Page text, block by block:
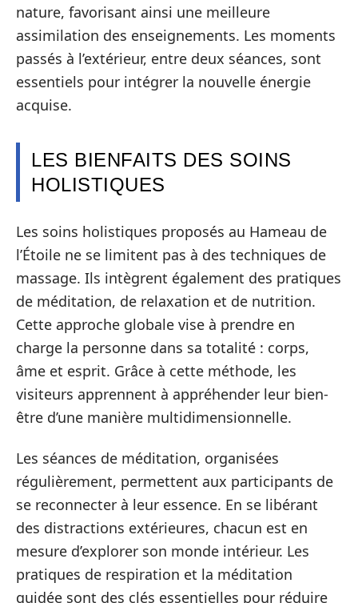
nature, favorisant ainsi une meilleure
assimilation des enseignements. Les moments
passés à l’extérieur, entre deux séances, sont
essentiels pour intégrer la nouvelle énergie
acquise.
LES BIENFAITS DES SOINS
HOLISTIQUES
Les soins holistiques proposés au Hameau de
l’Étoile ne se limitent pas à des techniques de
massage. Ils intègrent également des pratiques
de méditation, de relaxation et de nutrition.
Cette approche globale vise à prendre en
charge la personne dans sa totalité : corps,
âme et esprit. Grâce à cette méthode, les
visiteurs apprennent à appréhender leur bien-
être d’une manière multidimensionnelle.
Les séances de méditation, organisées
régulièrement, permettent aux participants de
se reconnecter à leur essence. En se libérant
des distractions extérieures, chacun est en
mesure d’explorer son monde intérieur. Les
pratiques de respiration et la méditation
guidée sont des clés essentielles pour réduire